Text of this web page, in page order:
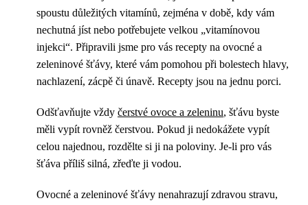
spoustu důležitých vitamínů, zejména v době, kdy vám
nechutná jíst nebo potřebujete velkou „vitamínovou
injekci“. Připravili jsme pro vás recepty na ovocné a
zeleninové šťávy, které vám pomohou při bolestech hlavy,
nachlazení, zácpě či únavě. Recepty jsou na jednu porci.
Odšťavňujte vždy čerstvé ovoce a zeleninu, šťávu byste
měli vypít rovněž čerstvou. Pokud ji nedokážete vypít
celou najednou, rozdělte si ji na poloviny. Je-li pro vás
šťáva příliš silná, zřeďte ji vodou.
Ovocné a zeleninové šťávy nenahrazují zdravou stravu,